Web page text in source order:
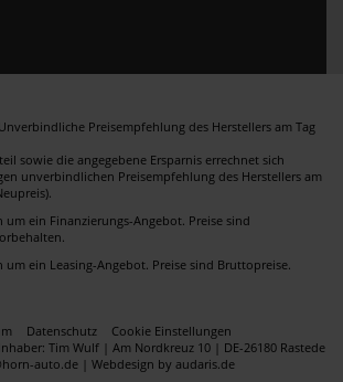
Preisempfehlung des Herstellers am Tag
sowie die angegebene Ersparnis errechnet sich
unverbindlichen Preisempfehlung des Herstellers am
um ein Finanzierungs-Angebot. Preise sind
um ein Leasing-Angebot. Preise sind Bruttopreise.
Datenschutz
Cookie Einstellungen
Tim Wulf | Am Nordkreuz 10 | DE-26180 Rastede
auto.de | Webdesign by audaris.de